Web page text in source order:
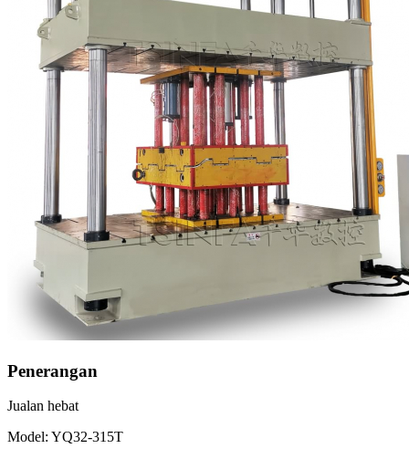
Penerangan
Jualan hebat
Model: YQ32-315T